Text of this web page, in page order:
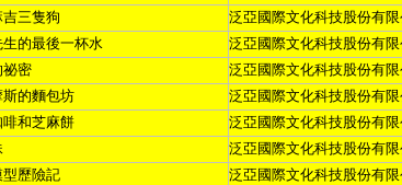
三隻狗 泛亞國際文化科技股份有限
的最後一杯水 泛亞國際文化科技股份有限
祕密 泛亞國際文化科技股份有限
的麵包坊 泛亞國際文化科技股份有限
和芝麻餅 泛亞國際文化科技股份有限
泛亞國際文化科技股份有限
型歷險記 泛亞國際文化科技股份有限